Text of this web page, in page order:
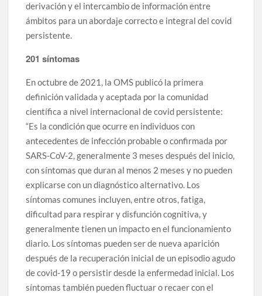
derivación y el intercambio de información entre
ámbitos para un abordaje correcto e integral del covid
persistente.
201 síntomas
En octubre de 2021, la OMS publicó la primera
definición validada y aceptada por la comunidad
científica a nivel internacional de covid persistente:
“Es la condición que ocurre en individuos con
antecedentes de infección probable o confirmada por
SARS-CoV-2, generalmente 3 meses después del inicio,
con síntomas que duran al menos 2 meses y no pueden
explicarse con un diagnóstico alternativo. Los
síntomas comunes incluyen, entre otros, fatiga,
dificultad para respirar y disfunción cognitiva, y
generalmente tienen un impacto en el funcionamiento
diario. Los síntomas pueden ser de nueva aparición
después de la recuperación inicial de un episodio agudo
de covid-19 o persistir desde la enfermedad inicial. Los
síntomas también pueden fluctuar o recaer con el